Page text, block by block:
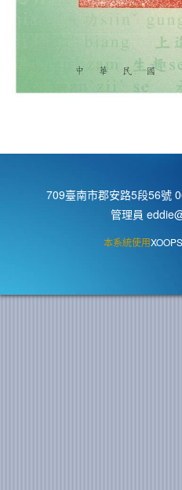
709臺南市郡安路5段56號
管理員
本系統使用